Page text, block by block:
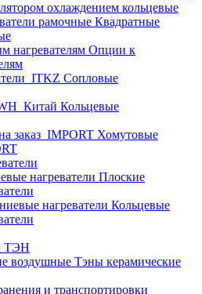
охлаждением кольцевые
Квадратные
Опции к
Cопловые
Кольцевые
Хомутовые
Плоские
Кольцевые
ТЭН
Тэны керамические
и транспортировки